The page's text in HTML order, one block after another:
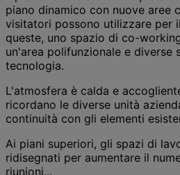
piano dinamico con nuove aree
visitatori possono utilizzare per
queste, uno spazio di co-
un'area polifunzionale e diverse
tecnologia.
L'atmosfera è calda e
ricordano le diverse unità
continuità con gli elementi
Ai piani superiori, gli spazi di
ridisegnati per aumentare il
riunioni...